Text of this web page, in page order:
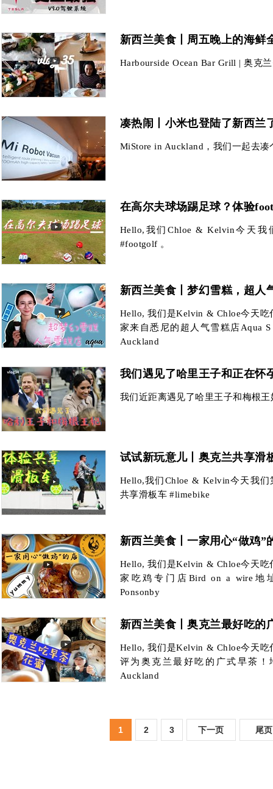
新西兰美食丨周五晚上的海鲜
Harbourside Ocean Bar Grill | 奥克
凑热闹丨小米也登陆了新西兰
MiStore in Auckland，我们一起去凑
在高尔夫球场踢足球？体验
Hello,我们Chloe & Kelvin今天
#footgolf 。
新西兰美食丨梦幻雪糕，超人
Hello, 我们是Kelvin & Chloe今天
家来自悉尼的超人气雪糕店Aqua
Auckland
我们遇见了哈里王子和正在怀
我们近距离遇见了哈里王子和梅根王
试试新玩意儿丨奥克兰共享滑
Hello,我们Chloe & Kelvin今天我们
共享滑板车 #limebike
新西兰美食丨一家用心“做鸡
Hello, 我们是Kelvin & Chloe今天
家吃鸡专门店Bird on a wire地址
Ponsonby
新西兰美食丨奥克兰最好吃的
Hello, 我们是Kelvin & Chloe今天
评为奥克兰最好吃的广式早茶！
Auckland
1 2 3 下一页 尾页